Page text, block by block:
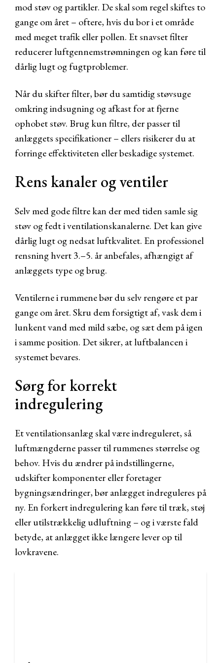
mod støv og partikler. De skal som regel skiftes to
gange om året – oftere, hvis du bor i et område
med meget trafik eller pollen. Et snavset filter
reducerer luftgennemstrømningen og kan føre til
dårlig lugt og fugtproblemer.
Når du skifter filter, bør du samtidig støvsuge
omkring indsugning og afkast for at fjerne
ophobet støv. Brug kun filtre, der passer til
anlæggets specifikationer – ellers risikerer du at
forringe effektiviteten eller beskadige systemet.
Rens kanaler og ventiler
Selv med gode filtre kan der med tiden samle sig
støv og fedt i ventilationskanalerne. Det kan give
dårlig lugt og nedsat luftkvalitet. En professionel
rensning hvert 3.–5. år anbefales, afhængigt af
anlæggets type og brug.
Ventilerne i rummene bør du selv rengøre et par
gange om året. Skru dem forsigtigt af, vask dem i
lunkent vand med mild sæbe, og sæt dem på igen
i samme position. Det sikrer, at luftbalancen i
systemet bevares.
Sørg for korrekt
indregulering
Et ventilationsanlæg skal være indreguleret, så
luftmængderne passer til rummenes størrelse og
behov. Hvis du ændrer på indstillingerne,
udskifter komponenter eller foretager
bygningsændringer, bør anlægget indreguleres på
ny. En forkert indregulering kan føre til træk, støj
eller utilstrækkelig udluftning – og i værste fald
betyde, at anlægget ikke længere lever op til
lovkravene.